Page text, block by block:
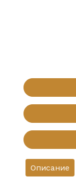
Описание